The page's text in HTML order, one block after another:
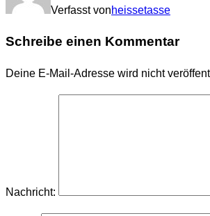
Verfasst vonheissetasse
Schreibe einen Kommentar
Deine E-Mail-Adresse wird nicht
Nachricht: